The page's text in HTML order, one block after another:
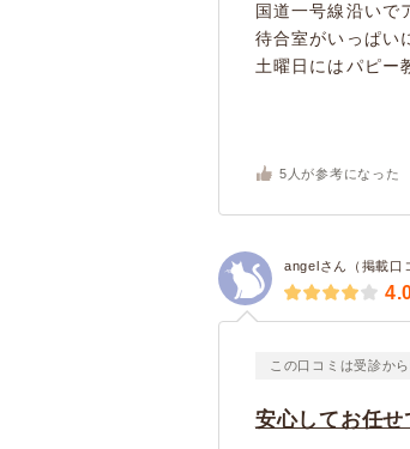
国道一号線沿いで
待合室がいっぱい
土曜日にはパピー
5 人が参考になった
angelさん（掲載口
この口コミは受診か
安心してお任